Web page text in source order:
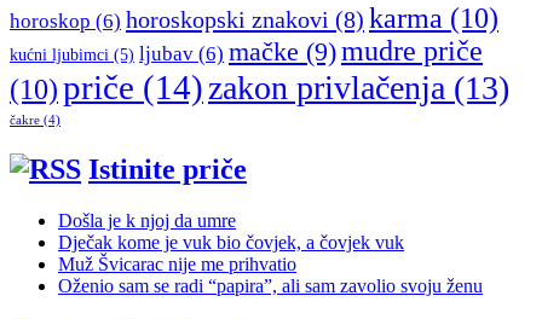
horoskop (6) horoskopski znakovi (8) karma (10)
kućni ljubimci (5) ljubav (6) mačke (9)mudre priče
(10)priče (14)zakon privlačenja (13)
čakre (4)
Istinite priče
Došla je k njoj da umre
Dječak kome je vuk bio čovjek, a čovjek vuk
Muž Švicarac nije me prihvatio
Oženio sam se radi “papira”, ali sam zavolio svoju ženu